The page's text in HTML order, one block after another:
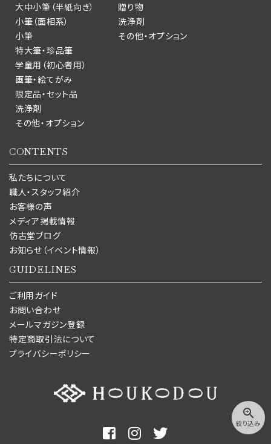
zoom_in
絞り込み
大中小筆（半紙向き）
小筆（面相系）
小筆
特大筆・珍品筆
学童用（初心者用）
画筆・絵てがみ
限定品・セット品
洗浄剤
その他・オプション
贈り物
洗浄剤
その他・オプション
CONTENTS
私たちについて
職人・スタッフ紹介
お客様の声
メディア掲載情報
仿古堂ブログ
お知らせ（イベント情報）
GUIDELINES
ご利用ガイド
お問い合わせ
メールマガジン登録
特定商取引法について
プライバシーポリシー